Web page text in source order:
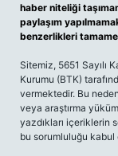
haber niteliği
paylaşım
benzerlikleri
Sitemiz, 5651 Sayılı
Kurumu (BTK)
vermektedir. Bu
veya araştırma
yazdıkları içeriklerin
bu sorumluluğu kabul